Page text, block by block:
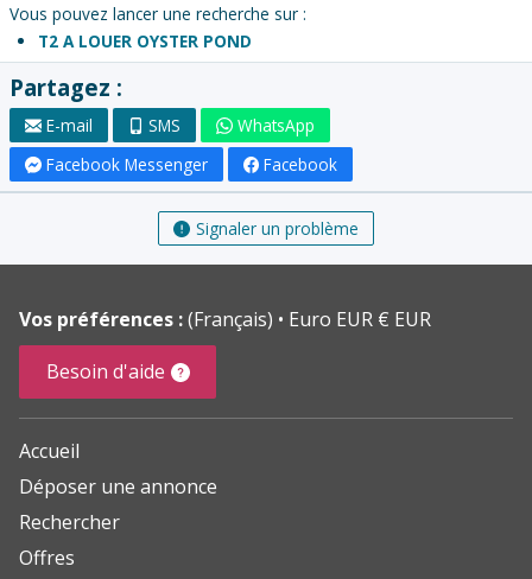
Vous pouvez lancer une recherche sur :
T2 A LOUER OYSTER POND
Partagez :
E-mail SMS
WhatsApp
Facebook Messenger
Facebook
Signaler un problème
Vos préférences :(Français)
Euro EUR € EUR
Besoin d'aide
Accueil
Déposer une annonce
Rechercher
Offres